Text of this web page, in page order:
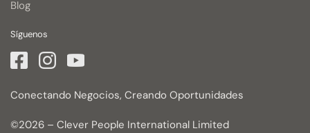
Blog
Síguenos
Conectando Negocios, Creando Oportunidades
©2026 – Clever People International Limited